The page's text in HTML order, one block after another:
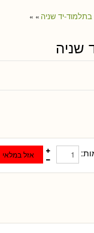
»
» בתלמוד-יד שניה
שניה